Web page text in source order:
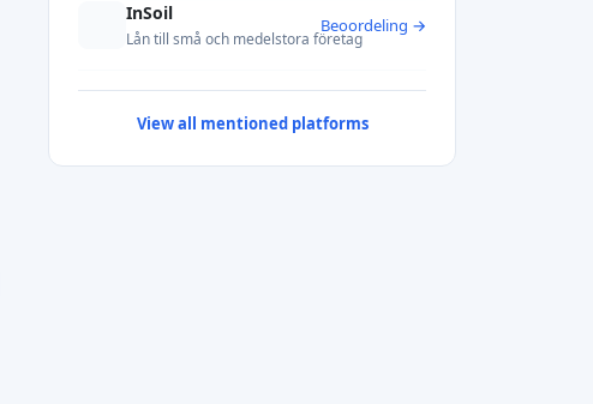
InSoil
Lån till små och medelstora företag
Beoordeling →
View all mentioned platforms